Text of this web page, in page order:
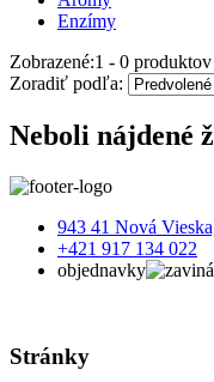
Enzímy
Zobrazené:1 - 0
Zoradiť podľa:
Neboli nájdené
943 41 Nová
+421 917 134 022
objednavky
Stránky